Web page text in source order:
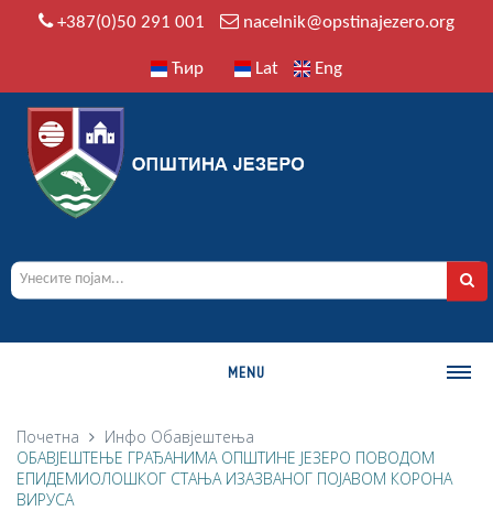
+387(0)50 291 001 nacelnik@opstinajezero.org
Ћир Lat Eng
MENU
О ОПШТИНИ
Историја
Почетна Инфо Обавјештења
ОБАВЈЕШТЕЊЕ ГРАЂАНИМА ОПШТИНЕ ЈЕЗЕРО ПОВОДОМ
ЕПИДЕМИОЛОШКОГ СТАЊА ИЗАЗВАНОГ ПОЈАВОМ КОРОНА
ВИРУСА